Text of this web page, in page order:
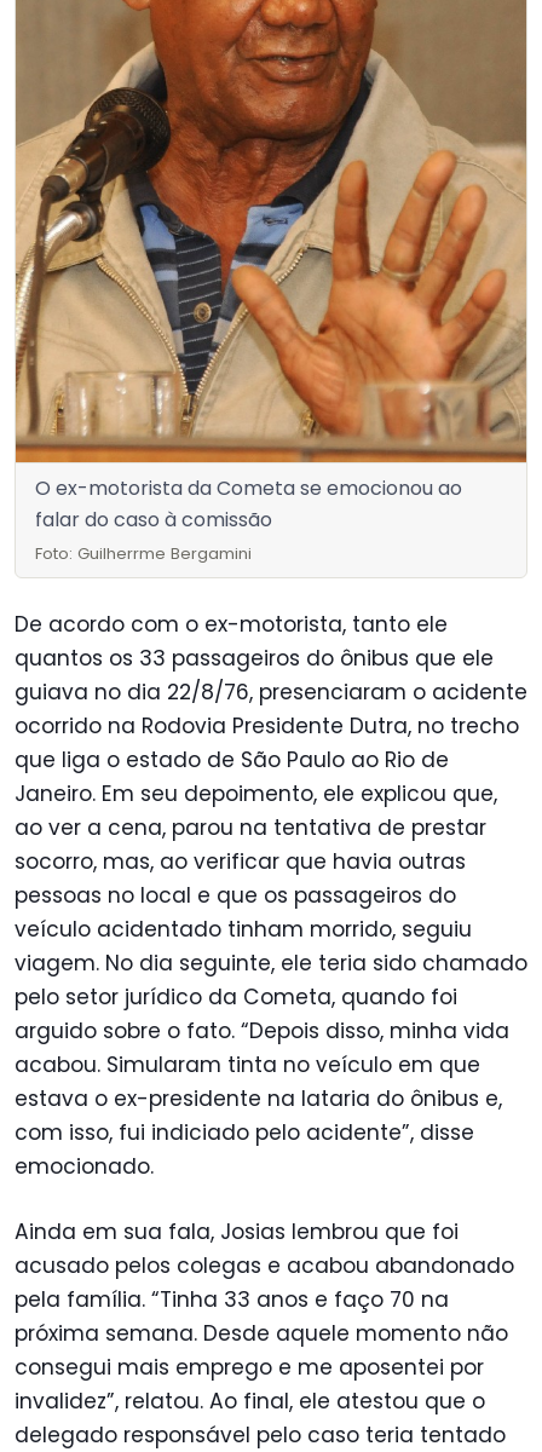
O ex-motorista da Cometa se emocionou ao
falar do caso à comissão
Foto: Guilherrme Bergamini
De acordo com o ex-motorista, tanto ele
quantos os 33 passageiros do ônibus que ele
guiava no dia 22/8/76, presenciaram o acidente
ocorrido na Rodovia Presidente Dutra, no trecho
que liga o estado de São Paulo ao Rio de
Janeiro. Em seu depoimento, ele explicou que,
ao ver a cena, parou na tentativa de prestar
socorro, mas, ao verificar que havia outras
pessoas no local e que os passageiros do
veículo acidentado tinham morrido, seguiu
viagem. No dia seguinte, ele teria sido chamado
pelo setor jurídico da Cometa, quando foi
arguido sobre o fato. “Depois disso, minha vida
acabou. Simularam tinta no veículo em que
estava o ex-presidente na lataria do ônibus e,
com isso, fui indiciado pelo acidente”, disse
emocionado.
Ainda em sua fala, Josias lembrou que foi
acusado pelos colegas e acabou abandonado
pela família. “Tinha 33 anos e faço 70 na
próxima semana. Desde aquele momento não
consegui mais emprego e me aposentei por
invalidez”, relatou. Ao final, ele atestou que o
delegado responsável pelo caso teria tentado